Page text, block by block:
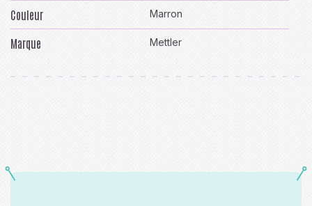
Couleur Marron
Marque Mettler